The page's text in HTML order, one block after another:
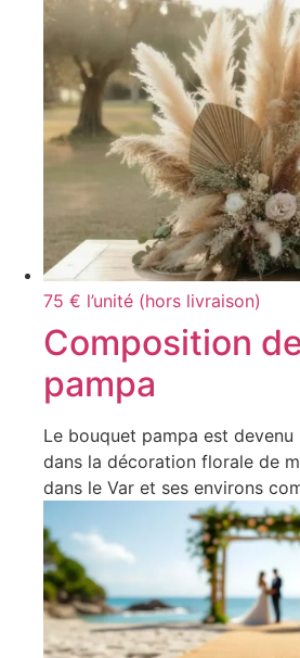
75 € l’unité (hors livraison)
Composition
pampa
Le bouquet pampa est
dans la décoration florale de
dans le Var et ses environs